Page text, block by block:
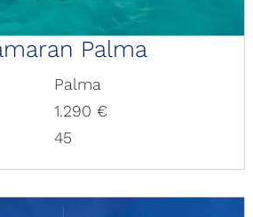
Palma
Palma
1.290 €
45